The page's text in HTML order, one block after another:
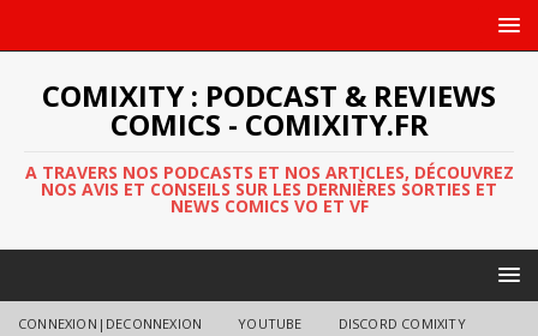
COMIXITY : PODCAST & REVIEWS
COMICS - COMIXITY.FR
A TRAVERS NOS PODCASTS ET NOS ARTICLES, DÉCOUVREZ
NOS AVIS ET CONSEILS SUR LES DERNIÈRES SORTIES ET
NEWS COMICS VO ET VF
CONNEXION|DECONNEXION YOUTUBE DISCORD COMIXITY